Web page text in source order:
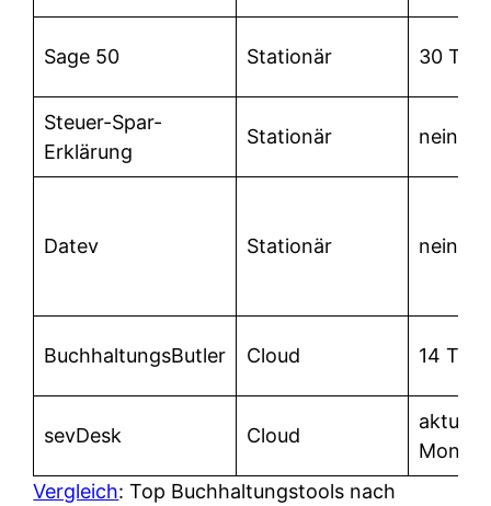
Sage 50 Stationär 30
Steuer-Spar-
Erklärung
Stationär nein
Datev Stationär nein
BuchhaltungsButler Cloud 14
sevDesk Cloud
aktuell
Monate
Vergleich: Top Buchhaltungstools nach